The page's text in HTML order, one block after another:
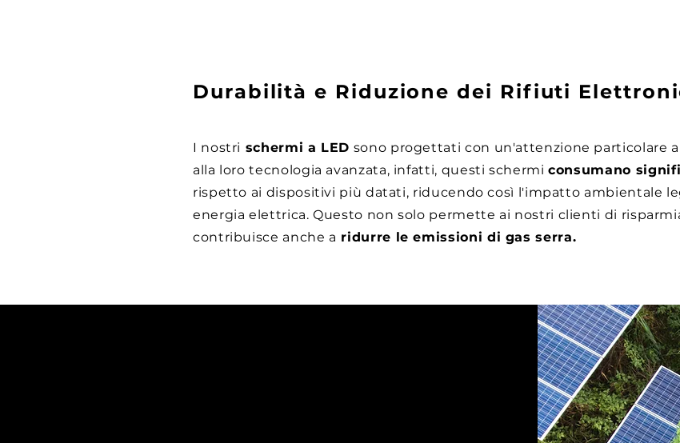
Durabilità e Riduzione dei Rifiuti
I nostri schermi a LED sono progettati con un'attenzione particolare
alla loro tecnologia avanzata, infatti, questi schermiconsumano
rispetto ai dispositivi più datati, riducendo così l'impatto ambientale
energia elettrica. Questo non solo permette ai nostri clienti di
contribuisce anche a ridurre le emissioni di gas serra.